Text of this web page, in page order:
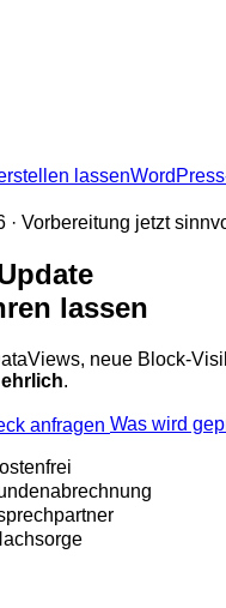
lassen
Vorbereitung jetzt
lassen
neue Block-
.
anfragen Was wird